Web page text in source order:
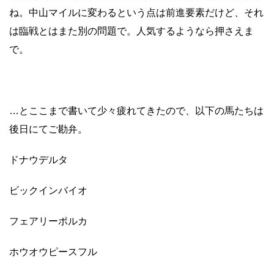
ね。中山マイルに変わるという点は前進要素だけど、それ
は臨戦とはまた別の問題で。人気するようなら押さえま
で。
…とここまで書いて少々疲れてきたので、
以下の馬たちは
後日にてご勘弁。
ドナウデルタ
ビックインバイオ
フェアリーポルカ
ホウオウピースフル